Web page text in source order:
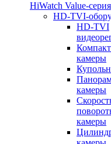
HiWatch Value-серия
HD-TVI-
HD-TVI
камеры
камеры
камеры